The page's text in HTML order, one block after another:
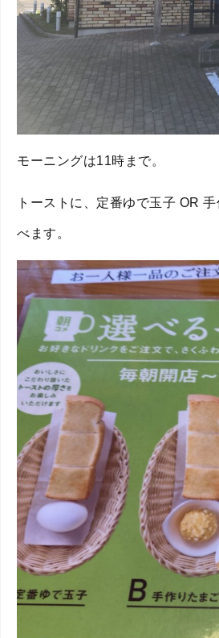
モーニングは11時まで。
トーストに、定番ゆで玉子 OR
べます。